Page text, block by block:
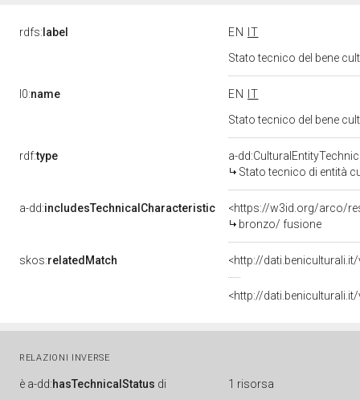
rdfs: label EN
IT
Stato tecnico del bene
l0:name EN
IT
Stato tecnico del bene
rdf:type
a-
Stato tecnico di entità
a-dd:includesTechnicalCharacteristic
<https://w3id.org/arco/
bronzo/ fusione
skos:relatedMatch <http://
<http://
RELAZIONI INVERSE
è a-dd:hasTechnicalStatus di 1 risorsa